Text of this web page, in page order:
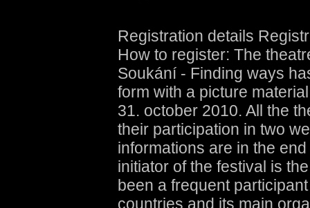
Registration details
How to register: The
Soukání - Finding ways
form with a picture
31. october 2010. All the
their participation in two
informations are in the
initiator of the festival is
been a frequent
countries and its main